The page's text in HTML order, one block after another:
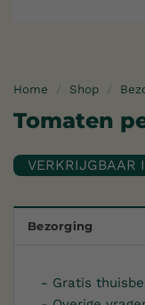
Home / Shop /
Tomaten
Bezorging
- Gratis